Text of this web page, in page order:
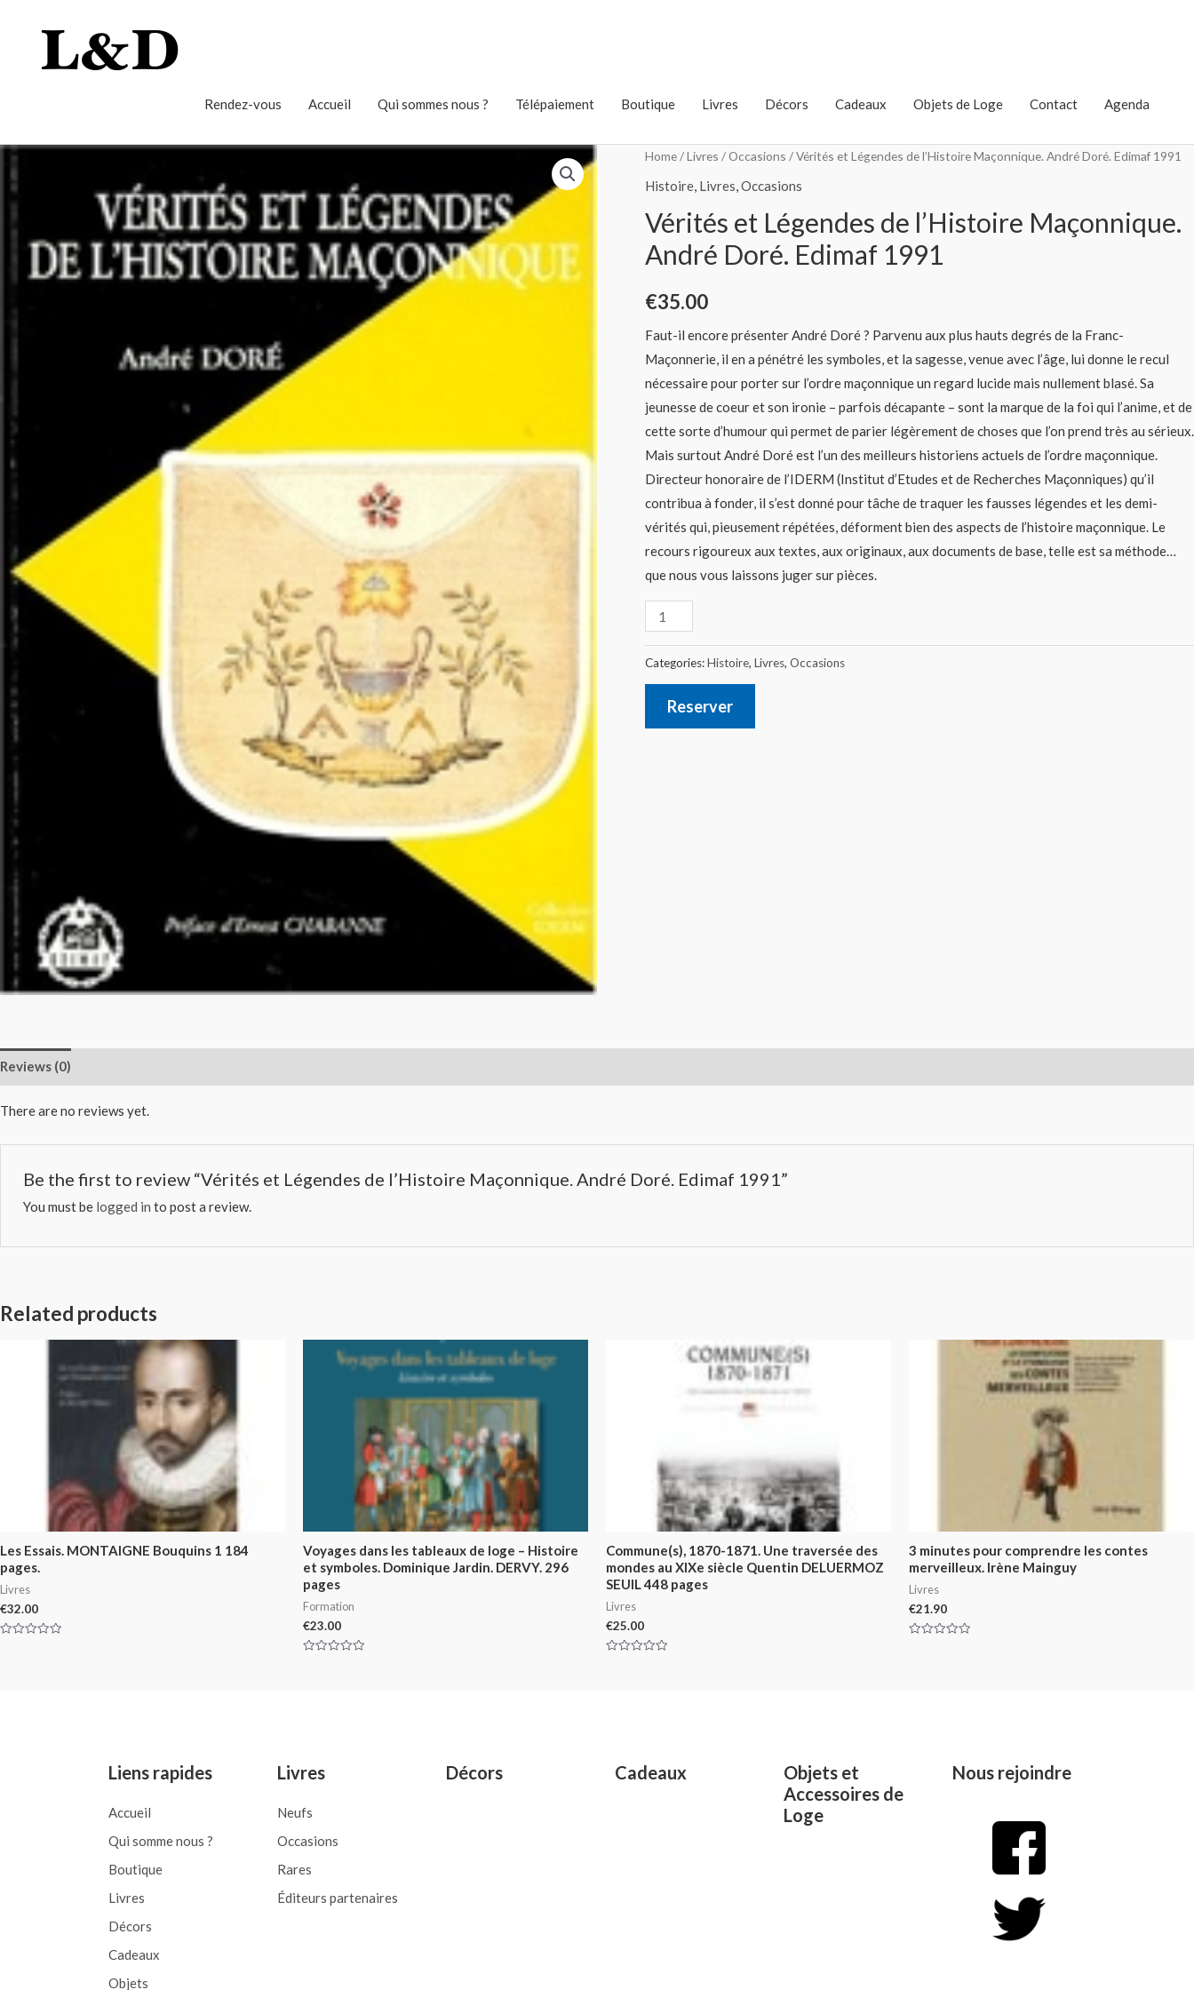
Rendez-vous Accueil Qui sommes nous ? Télépaiement Boutique Livres Décors Cadeaux Objets de Loge Contact Agenda
Home/Livres /Occasions / Vérités et Légendes de l’Histoire Maçonnique. André Doré. Edimaf 1991
Histoire, Livres,Occasions
Vérités et Légendes de l’Histoire Maçonnique.
André Doré. Edimaf 1991
€35.00
Faut-il encore présenter André Doré ? Parvenu aux plus hauts degrés de la Franc-
Maçonnerie, il en a pénétré les symboles, et la sagesse, venue avec l’âge, lui donne le recul
nécessaire pour porter sur l’ordre maçonnique un regard lucide mais nullement blasé. Sa
jeunesse de coeur et son ironie – parfois décapante – sont la marque de la foi qui l’anime, et de
cette sorte d’humour qui permet de parier légèrement de choses que l’on prend très au sérieux.
Mais surtout André Doré est l’un des meilleurs historiens actuels de l’ordre maçonnique.
Directeur honoraire de l’IDERM (Institut d’Etudes et de Recherches Maçonniques) qu’il
contribua à fonder, il s’est donné pour tâche de traquer les fausses légendes et les demi-
vérités qui, pieusement répétées, déforment bien des aspects de l’histoire maçonnique. Le
recours rigoureux aux textes, aux originaux, aux documents de base, telle est sa méthode…
que nous vous laissons juger sur pièces.
Categories:Histoire, Livres, Occasions
Reserver
Reviews (0)
There are no reviews yet.
Be the first to review “Vérités et Légendes de l’Histoire Maçonnique. André Doré. Edimaf 1991”
You must be logged in to post a review.
Related products
Les Essais. MONTAIGNE Bouquins 1 184
pages.
Livres
€32.00
Voyages dans les tableaux de loge – Histoire
et symboles. Dominique Jardin. DERVY. 296
pages
Formation
€23.00
Commune(s), 1870-1871. Une traversée des
mondes au XIXe siècle Quentin DELUERMOZ
SEUIL 448 pages
Livres
€25.00
3 minutes pour comprendre les contes
merveilleux. Irène Mainguy
Livres
€21.90
Liens rapides
Accueil
Qui somme nous ?
Boutique
Livres
Décors
Cadeaux
Objets
Livres
Neufs
Occasions
Rares
Éditeurs partenaires
Décors Cadeaux
Objets et
Accessoires de
Loge
Nous rejoindre